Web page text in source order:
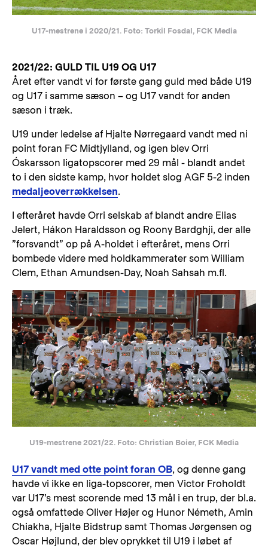
U17-mestrene i 2020/21. Foto: Torkil Fosdal, FCK Media
2021/22: GULD TIL U19 OG U17
Året efter vandt vi for første gang guld med både U19
og U17 i samme sæson – og U17 vandt for anden
sæson i træk.
U19 under ledelse af Hjalte Nørregaard vandt med ni
point foran FC Midtjylland, og igen blev Orri
Óskarsson ligatopscorer med 29 mål - blandt andet
to i den sidste kamp, hvor holdet slog AGF 5-2 inden
medaljeoverrækkelsen.
I efteråret havde Orri selskab af blandt andre Elias
Jelert, Hákon Haraldsson og Roony Bardghji, der alle
”forsvandt” op på A-holdet i efteråret, mens Orri
bombede videre med holdkammerater som William
Clem, Ethan Amundsen-Day, Noah Sahsah m.fl.
U19-mestrene 2021/22. Foto: Christian Boier, FCK Media
U17 vandt med otte point foran OB, og denne gang
havde vi ikke en liga-topscorer, men Victor Froholdt
var U17’s mest scorende med 13 mål i en trup, der bl.a.
også omfattede Oliver Højer og Hunor Németh, Amin
Chiakha, Hjalte Bidstrup samt Thomas Jørgensen og
Oscar Højlund, der blev oprykket til U19 i løbet af